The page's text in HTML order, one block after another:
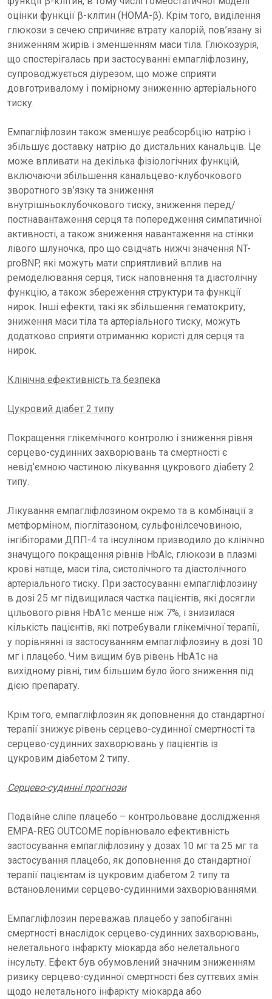
оцінки функції β-клітин (HOMA-β). Крім того, виділення
глюкози з сечею спричиняє втрату калорій, пов’язану зі
зниженням жирів і зменшенням маси тіла. Глюкозурія,
що спостерігалась при застосуванні емпагліфлозину,
супроводжується діурезом, що може сприяти
довготривалому і помірному зниженню артеріального
тиску.
Емпагліфлозин також зменшує реабсорбцію натрію і
збільшує доставку натрію до дистальних канальців. Це
може впливати на декілька фізіологічних функцій,
включаючи збільшення канальцево-клубочкового
зворотного зв’язку та зниження
внутрішньоклубочкового тиску, зниження перед/
постнавантаження серця та попередження симпатичної
активності, а також зниження навантаження на стінки
лівого шлуночка, про що свідчать нижчі значення NT-
proBNP, які можуть мати сприятливий вплив на
ремоделювання серця, тиск наповнення та діастолічну
функцію, а також збереження структури та функції
нирок. Інші ефекти, такі як збільшення гематокриту,
зниження маси тіла та артеріального тиску, можуть
додатково сприяти отриманню користі для серця та
нирок.
Клінічна ефективність та безпека
Цукровий діабет 2 типу
Покращення глікемічного контролю і зниження рівня
серцево-судинних захворювань та смертності є
невід’ємною частиною лікування цукрового діабету 2
типу.
Лікування емпагліфлозином окремо та в комбінації з
метформіном, піоглітазоном, сульфонілсечовиною,
інгібіторами ДПП-4 та інсуліном призводило до клінічно
значущого покращення рівнів HbAlc, глюкози в плазмі
крові натще, маси тіла, систолічного та діастолічного
артеріального тиску. При застосуванні емпагліфлозину
в дозі 25 мг підвищилася частка пацієнтів, які досягли
цільового рівня HbA1c менше ніж 7%, і знизилася
кількість пацієнтів, які потребували глікемічної терапії,
у порівнянні із застосуванням емпагліфлозину в дозі 10
мг і плацебо. Чим вищим був рівень HbA1c на
вихідному рівні, тим більшим було його зниження під
дією препарату.
Крім того, емпагліфлозин як доповнення до стандартної
терапії знижує рівень серцево-судинної смертності та
серцево-судинних захворювань у пацієнтів із
цукровим діабетом 2 типу.
Серцево-судинні прогнози
Подвійне сліпе плацебо – контрольоване дослідження
EMPA-REG OUTCOME порівнювало ефективність
застосування емпагліфлозину у дозах 10 мг та 25 мг та
застосування плацебо, як доповнення до стандартної
терапії пацієнтам із цукровим діабетом 2 типу та
встановленими серцево-судинними захворюваннями.
Емпагліфлозин переважав плацебо у запобіганні
смертності внаслідок серцево-судинних захворювань,
нелетального інфаркту міокарда або нелетального
інсульту. Ефект був обумовлений значним зниженням
ризику серцево-судинної смертності без суттєвих змін
щодо нелетального інфаркту міокарда або